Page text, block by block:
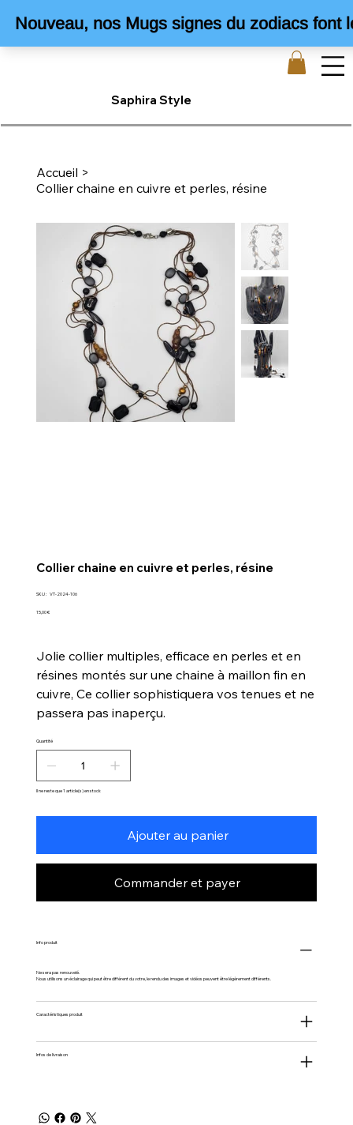
Saphira Style
Accueil >
Collier chaine en cuivre et perles, résine
Collier chaine en cuivre et perles, résine
SKU : SKU
2024-
VT-2024-106
Prix
15,00 €
Jolie collier multiples, efficace en perles et en
résines montés sur une chaine à maillon fin en
cuivre, Ce collier sophistiquera vos tenues et ne
passera pas inaperçu.
Quantité
Il ne reste que 1 article(s) en stock
Ajouter au panier
Commander et payer
Info produit
Ne sera pas renouvelé.
Nous utilisons un éclairage qui peut être différent du votre, le rendu des images et vidéos peuvent être légèrement différents.
Caractéristiques produit
Infos de livraison